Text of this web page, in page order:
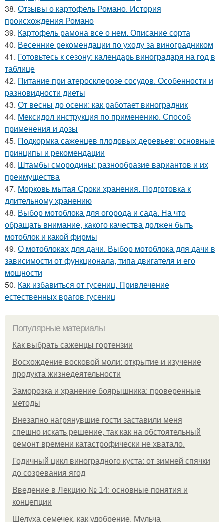
38. Отзывы о картофель Романо. История
происхождения Романо
39. Картофель рамона все о нем. Описание сорта
40. Весенние рекомендации по уходу за виноградником
41. Готовьтесь к сезону: календарь виноградаря на год в
таблице
42. Питание при атеросклерозе сосудов. Особенности и
разновидности диеты
43. От весны до осени: как работает виноградник
44. Мексидол инструкция по применению. Способ
применения и дозы
45. Подкормка саженцев плодовых деревьев: основные
принципы и рекомендации
46. Штамбы смородины: разнообразие вариантов и их
преимущества
47. Морковь мытая Сроки хранения. Подготовка к
длительному хранению
48. Выбор мотоблока для огорода и сада. На что
обращать внимание, какого качества должен быть
мотоблок и какой фирмы
49. О мотоблоках для дачи. Выбор мотоблока для дачи в
зависимости от функционала, типа двигателя и его
мощности
50. Как избавиться от гусениц. Привлечение
естественных врагов гусениц
Популярные материалы
Как выбрать саженцы гортензии
Восхождение восковой моли: открытие и изучение
продукта жизнедеятельности
Заморозка и хранение боярышника: проверенные
методы
Внезапно нагрянувшие гости заставили меня
спешно искать решение, так как на обстоятельный
ремонт времени катастрофически не хватало.
Годичный цикл виноградного куста: от зимней спячки
до созревания ягод
Введение в Лекцию № 14: основные понятия и
концепции
Шелуха семечек, как удобрение. Мульча